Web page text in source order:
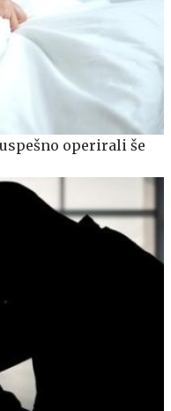
operirali še